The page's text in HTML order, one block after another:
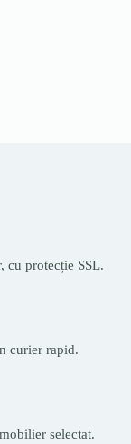
cu protecție SSL.
curier rapid.
selectat.